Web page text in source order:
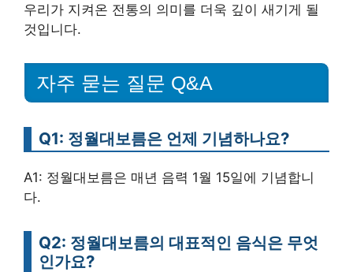
우리가 지켜온 전통의 의미를 더욱 깊이 새기게 될
것입니다.
자주 묻는 질문 Q&A
Q1: 정월대보름은 언제 기념하나요?
A1: 정월대보름은 매년 음력 1월 15일에 기념합니
다.
Q2: 정월대보름의 대표적인 음식은 무엇
인가요?